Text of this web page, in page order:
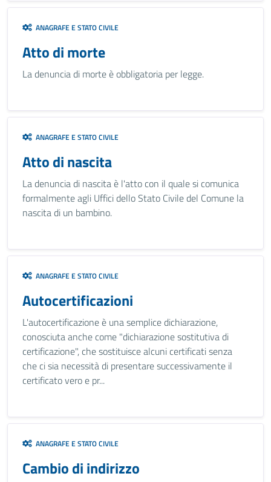
ANAGRAFE E STATO CIVILE
Atto di morte
La denuncia di morte è obbligatoria per legge.
ANAGRAFE E STATO CIVILE
Atto di nascita
La denuncia di nascita è l'atto con il quale si comunica
formalmente agli Uffici dello Stato Civile del Comune la
nascita di un bambino.
ANAGRAFE E STATO CIVILE
Autocertificazioni
L'autocertificazione è una semplice dichiarazione,
conosciuta anche come "dichiarazione sostitutiva di
certificazione", che sostituisce alcuni certificati senza
che ci sia necessità di presentare successivamente il
certificato vero e pr...
ANAGRAFE E STATO CIVILE
Cambio di indirizzo